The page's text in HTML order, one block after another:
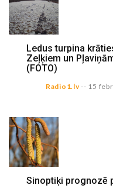
Ledus turpina
Zeļķiem un
(FOTO)
Radio1.lv-- 15
Sinoptiķi prognozē